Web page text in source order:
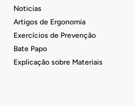
Noticias
Artigos de Ergonomia
Exercícios de Prevenção
Bate Papo
Explicação sobre Materiais